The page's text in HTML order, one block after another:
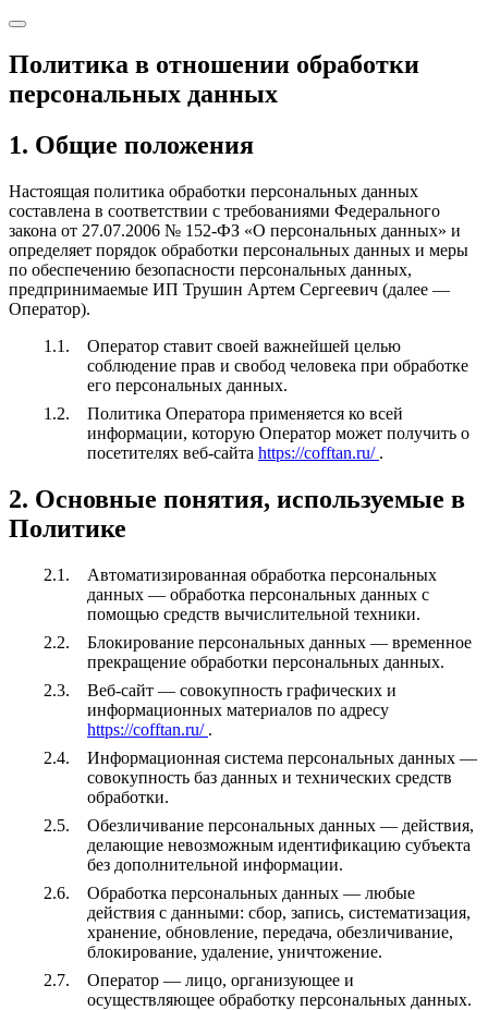
Политика в отношении обработки
персональных данных
1. Общие положения
Настоящая политика обработки персональных данных
составлена в соответствии с требованиями Федерального
закона от 27.07.2006 № 152-ФЗ «О персональных данных» и
определяет порядок обработки персональных данных и меры
по обеспечению безопасности персональных данных,
предпринимаемые ИП Трушин Артем Сергеевич (далее —
Оператор).
Оператор ставит своей важнейшей целью
соблюдение прав и свобод человека при обработке
его персональных данных.
Политика Оператора применяется ко всей
информации, которую Оператор может получить о
посетителях веб-сайта https://cofftan.ru/ .
2. Основные понятия, используемые в
Политике
Автоматизированная обработка персональных
данных — обработка персональных данных с
помощью средств вычислительной техники.
Блокирование персональных данных — временное
прекращение обработки персональных данных.
Веб-сайт — совокупность графических и
информационных материалов по адресу
https://cofftan.ru/ .
Информационная система персональных данных —
совокупность баз данных и технических средств
обработки.
Обезличивание персональных данных — действия,
делающие невозможным идентификацию субъекта
без дополнительной информации.
Обработка персональных данных — любые
действия с данными: сбор, запись, систематизация,
хранение, обновление, передача, обезличивание,
блокирование, удаление, уничтожение.
Оператор — лицо, организующее и
осуществляющее обработку персональных данных.